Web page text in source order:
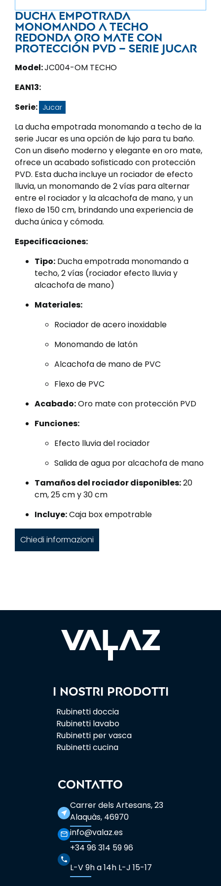
Ducha empotrada
monomando a techo
redonda oro mate con
protección PVD – Serie Jucar
Model:JC004-OM TECHO
EAN13:
Serie: Jucar
La ducha empotrada monomando a techo de la
serie Jucar es una opción de lujo para tu baño.
Con un diseño moderno y elegante en oro mate,
ofrece un acabado sofisticado con protección
PVD. Esta ducha incluye un rociador de efecto
lluvia, un monomando de 2 vías para alternar
entre el rociador y la alcachofa de mano, y un
flexo de 150 cm, brindando una experiencia de
ducha única y cómoda.
Especificaciones:
Tipo: Ducha empotrada monomando a
techo, 2 vías (rociador efecto lluvia y
alcachofa de mano)
Materiales:
Rociador de acero inoxidable
Monomando de latón
Alcachofa de mano de PVC
Flexo de PVC
Acabado:Oro mate con protección PVD
Funciones:
Efecto lluvia del rociador
Salida de agua por alcachofa de mano
Tamaños del rociador disponibles:20
cm, 25 cm y 30 cm
Incluye:Caja box empotrable
Chiedi informazioni
I nostri prodotti
Rubinetti doccia
Rubinetti lavabo
Rubinetti per vasca
Rubinetti cucina
CONTATTO
near_me
Carrer dels Artesans, 23
Alaquàs, 46970
mail_outline info@valaz.es
phone
+34 96 314 59 96
L-V 9h a 14h L-J 15-17